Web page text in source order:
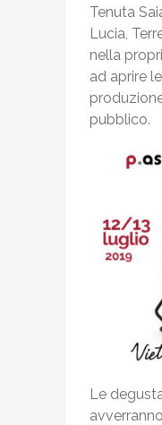
Tenuta
Lucia,
nella
ad aprire
pubblico.
Le